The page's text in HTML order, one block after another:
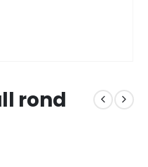
rond